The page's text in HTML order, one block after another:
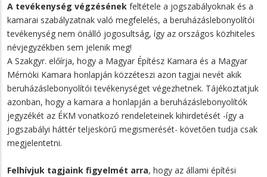
A tevékenység végzésének feltétele a jogszabályoknak és a
kamarai szabályzatnak való megfelelés, a beruházáslebonyolítói
tevékenység nem önálló jogosultság, így az országos közhiteles
névjegyzékben sem jelenik meg!
A Szakgyr. előírja, hogy a Magyar Építész Kamara és a Magyar
Mérnöki Kamara honlapján közzéteszi azon tagjai nevét akik
beruházáslebonyolítói tevékenységet végezhetnek. Tájékoztatjuk
azonban, hogy a kamara a honlapján a beruházáslebonyolítók
jegyzékét az ÉKM vonatkozó rendeleteinek kihirdetését -így a
jogszabályi háttér teljeskörű megismerését- követően tudja csak
megjelentetni.
Felhívjuk tagjaink figyelmét arra, hogy az állami építési